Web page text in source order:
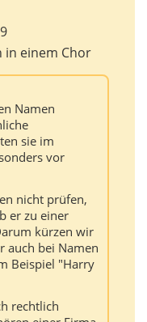
in einem Chor
Namen
sie im
vor
nicht prüfen,
er zu einer
kürzen wir
auch bei Namen
Beispiel "Harry
rechtlich